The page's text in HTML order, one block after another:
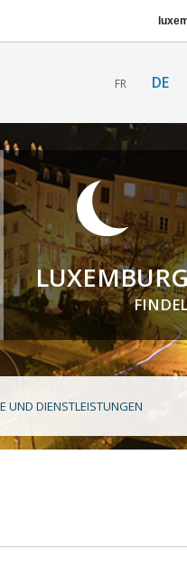
FR DE
UND DIENSTLEISTUNGEN